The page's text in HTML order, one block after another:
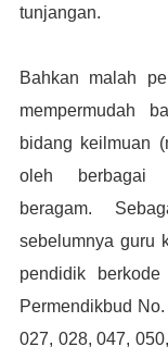
tunjangan.
Bahkan malah
mempermudah
bidang keilmuan
oleh
beragam.
sebelumnya guru
pendidik
Permendikbud
027, 028, 047,